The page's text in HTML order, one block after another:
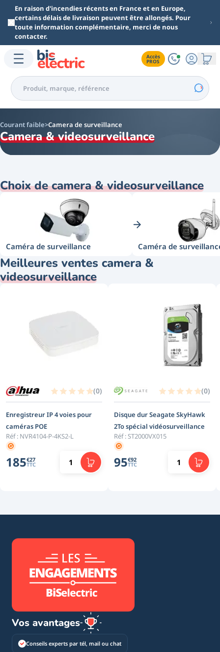
Aller au contenu principal
En raison d'incendies récents en France et en Europe,
certains délais de livraison peuvent être allongés. Pour
toute information complémentaire, merci de nous
contacter.
Accès
PROS
Courant faible Camera de surveillance
Camera & videosurveillance
Choix de camera & videosurveillance
Caméra de surveillance Caméra de
Meilleures ventes camera &
videosurveillance
(0)
Enregistreur IP 4 voies pour
caméras POE
Réf : NVR4104-P-4KS2-L
185€27
TTC
(0)
Disque dur Seagate SkyHawk
2To spécial vidéosurveillance
Réf :ST2000VX015
95€92
TTC
Vos avantages
Conseils experts par tél, mail ou chat